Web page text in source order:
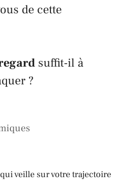
de cette
suffit-il à
?
veille sur votre trajectoire